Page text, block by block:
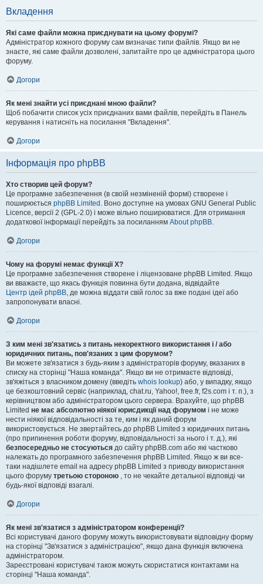
Вкладення
Які саме файли можна приєднувати на цьому форумі?
Адміністратор кожного форуму сам визначає типи файлів. Якщо ви не
знаєте, які саме файли дозволені, запитайте про це адміністратора цього
форуму.
Догори
Як мені знайти усі приєднані мною файли?
Щоб побачити список усіх приєднаних вами файлів, перейдіть в Панель
керування і натисніть на посилання "Вкладення".
Догори
Інформація про phpBB
Хто створив цей форум?
Це програмне забезпечення (в своїй незміненій формі) створене і
поширюється phpBB Limited . Воно доступне на умовах GNU General Public
Licence, версії 2 (GPL-2.0) і може вільно поширюватися. Для отримання
додаткової інформації перейдіть за посиланням About phpBB.
Догори
Чому на форумі немає функції X?
Це програмне забезпечення створене і ліцензоване phpBB Limited. Якщо
ви вважаєте, що якась функція повинна бути додана, відвідайте
Центр ідей phpBB, де можна віддати свій голос за вже подані ідеї або
запропонувати власні.
Догори
З ким мені зв'язатись з питань некоректного використання і / або
юридичних питань, пов'язаних з цим форумом?
Ви можете зв'язатися з будь-яким з адміністраторів форуму, вказаних в
списку на сторінці "Наша команда". Якщо ви не отримаєте відповіді,
зв'яжіться з власником домену (введіть whois lookup) або, у випадку, якщо
це безкоштовний сервіс (наприклад, chat.ru, Yahoo!, free.fr, f2s.com і т. п.), з
керівництвом або адміністратором цього сервера. Врахуйте, що phpBB
Limited не має абсолютно ніякої юрисдикції над форумом і не може
нести ніякої відповідальності за те, ким і як даний форум
використовується. Не звертайтесь до phpBB Limited з юридичних питань
(про припинення роботи форуму, відповідальності за нього і т. д.), які
безпосередньо не стосуються до сайту phpBB.com або які частково
належать до програмного забезпечення phpBB Limited. Якщо ж ви все-
таки надішлете email на адресу phpBB Limited з приводу використання
цього форуму третьою стороною , то не чекайте детальної відповіді чи
будь-якої відповіді взагалі.
Догори
Як мені зв'язатися з адміністратором конференції?
Всі користувачі даного форуму можуть використовувати відповідну форму
на сторінці "Зв'язатися з адміністрацією", якщо дана функція включена
адміністратором.
Зареєстровані користувачі також можуть скористатися контактами на
сторінці "Наша команда".